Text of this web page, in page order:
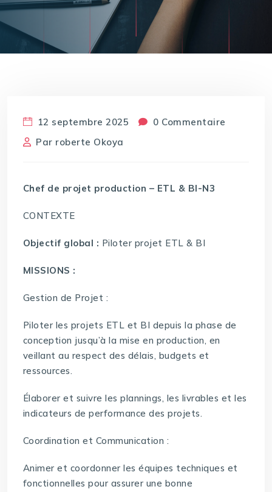
12 septembre 2025
0 Commentaire
Par roberte Okoya
Chef de projet production – ETL & BI-N3
CONTEXTE
Objectif global : Piloter projet ETL & BI
MISSIONS :
Gestion de Projet :
Piloter les projets ETL et BI depuis la phase de
conception jusqu’à la mise en production, en
veillant au respect des délais, budgets et
ressources.
Élaborer et suivre les plannings, les livrables et les
indicateurs de performance des projets.
Coordination et Communication :
Animer et coordonner les équipes techniques et
fonctionnelles pour assurer une bonne